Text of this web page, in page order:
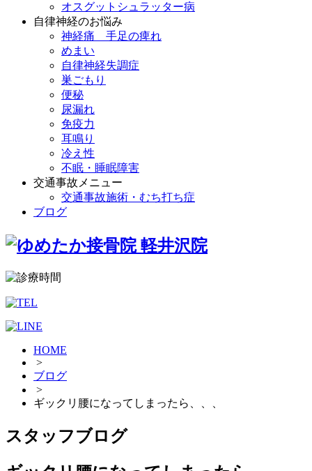
オスグットシュラッター病
自律神経のお悩み
神経痛 手足の痺れ
めまい
自律神経失調症
巣ごもり
便秘
尿漏れ
免疫力
耳鳴り
冷え性
不眠・睡眠障害
交通事故メニュー
交通事故施術・むち打ち症
ブログ
HOME
>
ブログ
>
ギックリ腰になってしまったら、、、
スタッフブログ